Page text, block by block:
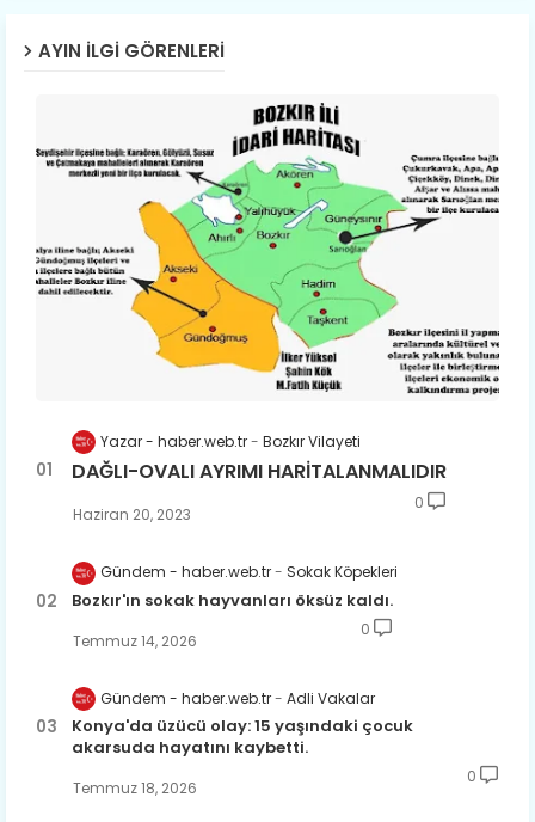
AYIN İLGI GÖRENLERI
Yazar - haber.web.tr Bozkır Vilayeti
DAĞLI-OVALI AYRIMI HARİTALANMALIDIR
Haziran 20, 2023
0
Gündem - haber.web.tr Sokak Köpekleri
Bozkır'ın sokak hayvanları öksüz kaldı.
Temmuz 14, 2026
0
Gündem - haber.web.tr Adli Vakalar
Konya'da üzücü olay: 15 yaşındaki çocuk
akarsuda hayatını kaybetti.
Temmuz 18, 2026
0